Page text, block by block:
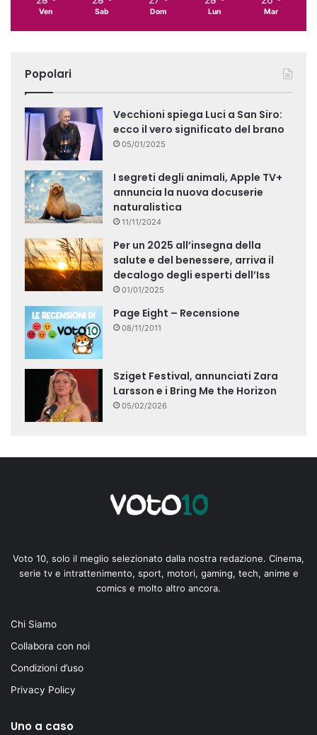
Ven Sab Dom Lun Mar
Popolari
Vecchioni spiega Luci a San Siro:
ecco il vero significato del brano
05/01/2025
I segreti degli animali, Apple TV+
annuncia la nuova docuserie
naturalistica
11/11/2024
Per un 2025 all’insegna della
salute e del benessere, arriva il
decalogo degli esperti dell’Iss
01/01/2025
Page Eight – Recensione
08/11/2011
Sziget Festival, annunciati Zara
Larsson e i Bring Me the Horizon
05/02/2026
Voto 10, solo il meglio selezionato dalla nostra redazione. Cinema,
serie tv e intrattenimento, sport, motori, gaming, tech, anime e
comics e molto altro ancora.
Chi Siamo
Collabora con noi
Condizioni d’uso
Privacy Policy
Uno a caso